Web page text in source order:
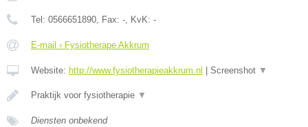
Tel: 0566651890 , Fax: - , KvK: -
E-mail › Fysiotherape Akkrum
Website: http://www.fysiotherapieakkrum.nl | Screenshot ▼
Praktijk voor fysiotherapie ▼
Diensten onbekend